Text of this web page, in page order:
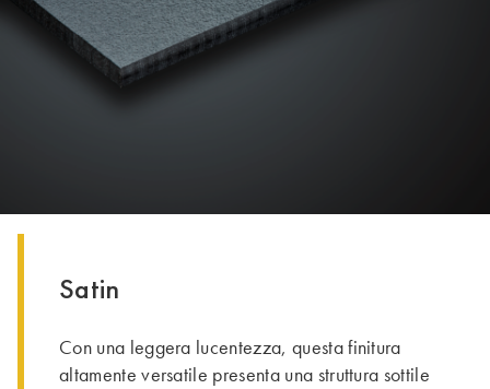
Satin
Con una leggera lucentezza, questa finitura
altamente versatile presenta una struttura sottile